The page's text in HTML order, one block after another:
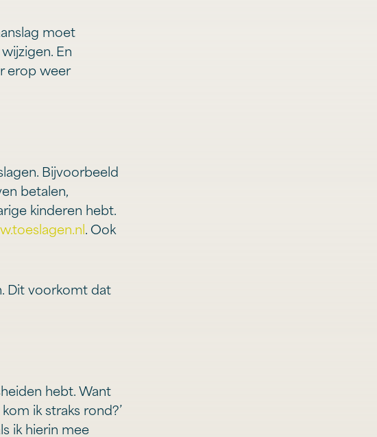
moet
En
erop weer
Bijvoorbeeld
betalen,
kinderen hebt.
. Ook
Dit voorkomt dat
hebt. Want
ik straks rond?’
ik hierin mee